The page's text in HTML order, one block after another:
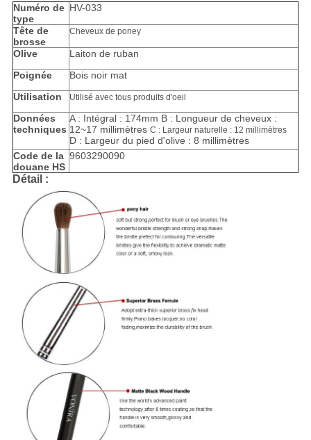
Numéro de
type
HV-033
Tête de
brosse
Cheveux de poney
Olive
Laiton de ruban
Poignée
Bois noir mat
Utilisation
Utilisé avec tous produits d'oeil
Données
techniques
A : Intégral : 174mm B : Longueur de cheveux :
12~17 millimètres C : Largeur naturelle : 12 millimètres
D : Largeur du pied d'olive : 8 millimètres
Code de la
douane HS
9603290090
Détail :